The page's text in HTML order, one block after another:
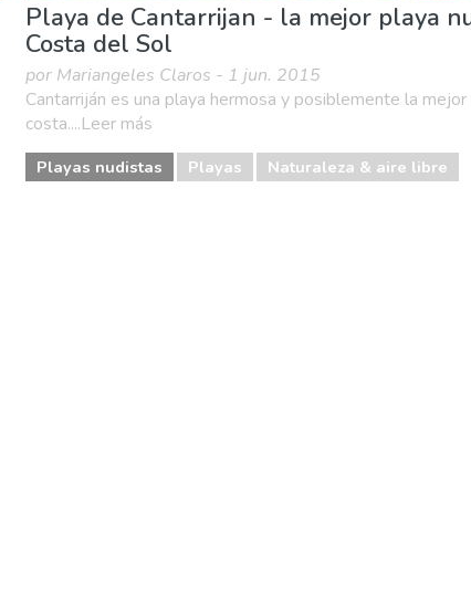
Playa de Cantarrijan - la mejor playa
Costa del Sol
por Mariangeles Claros - 1 jun. 2015
Cantarriján es una playa hermosa y posiblemente la
costa....Leer más
Playas nudistas Playas Naturaleza & aire libre